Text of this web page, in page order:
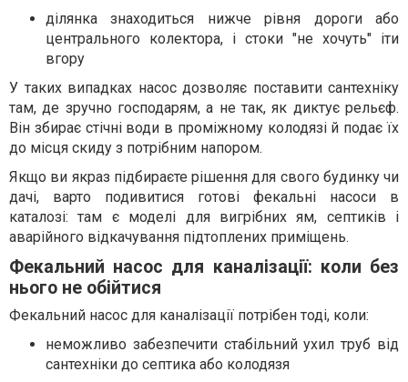
ділянка знаходиться нижче рівня дороги або
центрального колектора, і стоки "не хочуть" іти
вгору
У таких випадках насос дозволяє поставити сантехніку
там, де зручно господарям, а не так, як диктує рельєф.
Він збирає стічні води в проміжному колодязі й подає їх
до місця скиду з потрібним напором.
Якщо ви якраз підбираєте рішення для свого будинку чи
дачі, варто подивитися готові фекальні насоси в
каталозі: там є моделі для вигрібних ям, септиків і
аварійного відкачування підтоплених приміщень.
Фекальний насос для каналізації: коли без
нього не обійтися
Фекальний насос для каналізації потрібен тоді, коли:
неможливо забезпечити стабільний ухил труб від
сантехніки до септика або колодязя